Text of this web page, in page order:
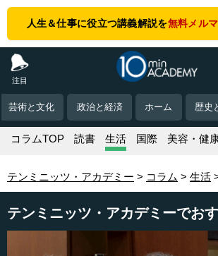
人生＆仕事に役立つ講義解説を無料メル
注目
芸術と文化 政治と経済 ホーム 歴史
コラムTOP 読書 生活 国際 美容・健
テンミニッツ・アカデミー コラム 生活
テンミニッツ・アカデミーでお